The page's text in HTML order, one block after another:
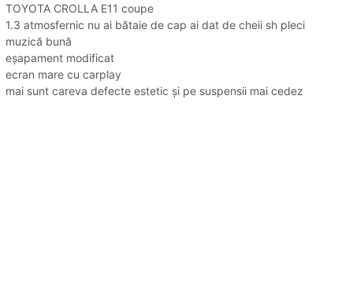
TOYOTA CROLLA E11 coupe
1.3 atmosfernic nu ai bătaie de cap ai dat de cheii sh pleci
muzică bună
eșapament modificat
ecran mare cu carplay
mai sunt careva defecte estetic și pe suspensii mai cedez